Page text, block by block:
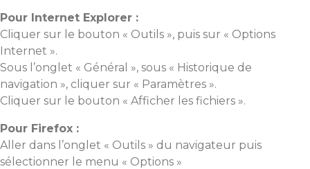
Pour Internet Explorer :
Cliquer sur le bouton « Outils », puis sur « Options
Internet ».
Sous l’onglet « Général », sous « Historique de
navigation », cliquer sur « Paramètres ».
Cliquer sur le bouton « Afficher les fichiers ».
Pour Firefox :
Aller dans l’onglet « Outils » du navigateur puis
sélectionner le menu « Options »